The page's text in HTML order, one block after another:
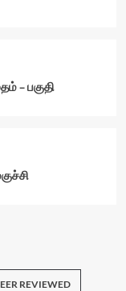
– பகுதி
REVIEWED